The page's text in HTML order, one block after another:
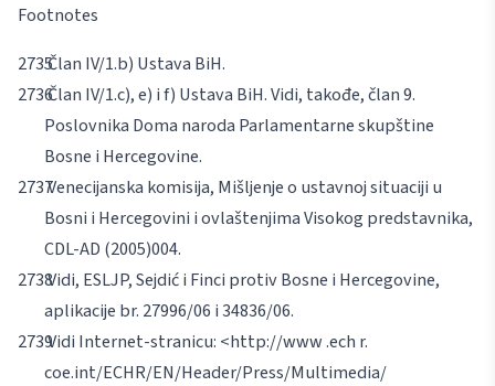
Footnotes
Član IV/1.b) Ustava BiH.
Član IV/1.c), e) i f) Ustava BiH. Vidi, takođe, član 9.
Poslovnika Doma naroda Parlamentarne skupštine
Bosne i Hercegovine.
Venecijanska komisija, Mišljenje o ustavnoj situaciji u
Bosni i Hercegovini i ovlaštenjima Visokog predstavnika,
CDL-AD (2005)004.
Vidi, ESLJP, Sejdić i Finci protiv Bosne i Hercegovine,
aplikacije br. 27996/06 i 34836/06.
Vidi Internet-stranicu: <http://www .ech r.
coe.int/ECHR/EN/Header/Press/Multimedia/